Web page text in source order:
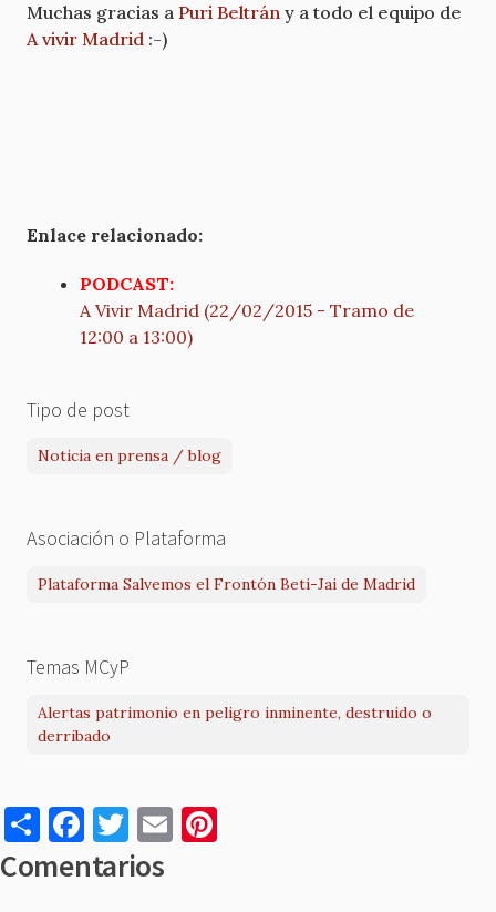
Muchas gracias a Puri Beltrán y a todo el equipo de
A vivir Madrid :-)
Enlace relacionado:
PODCAST:
A Vivir Madrid (22/02/2015 - Tramo de
12:00 a 13:00)
Tipo de post
Noticia en prensa / blog
Asociación o Plataforma
Plataforma Salvemos el Frontón Beti-Jai de Madrid
Temas MCyP
Alertas patrimonio en peligro inminente, destruido o
derribado
S
h
ar
F
a
c
T
w
it
E
m
Comentarios